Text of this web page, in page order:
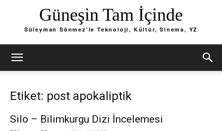
Güneşin Tam İçinde
Süleyman Sönmez'le Teknoloji, Kültür, Sinema, YZ
Etiket: post apokaliptik
Silo – Bilimkurgu Dizi İncelemesi